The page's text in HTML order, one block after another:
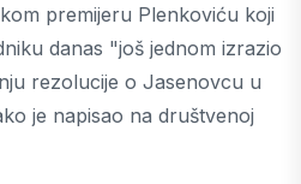
premijeru Plenkoviću koji
danas "još jednom izrazio
rezolucije o Jasenovcu u
je napisao na društvenoj